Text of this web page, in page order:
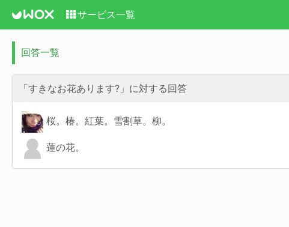
サービス一覧
回答一覧
「すきなお花あります?」に対する回答
桜。椿。紅葉。雪割草。柳。
蓮の花。